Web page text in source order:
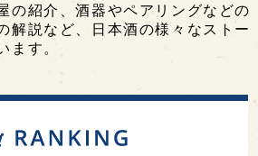
の紹介、酒器やペアリングなどの
解説など、日本酒の様々なストー
ます。